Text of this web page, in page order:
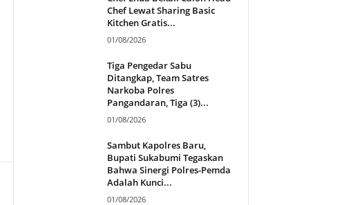
Chef Lewat Sharing Basic
Kitchen Gratis...
01/08/2026
Tiga Pengedar Sabu
Ditangkap, Team Satres
Narkoba Polres
Pangandaran, Tiga (3)...
01/08/2026
Sambut Kapolres Baru,
Bupati Sukabumi Tegaskan
Bahwa Sinergi Polres-Pemda
Adalah Kunci...
01/08/2026